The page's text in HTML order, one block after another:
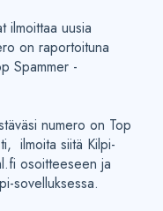
ilmoittaa uusia
on raportoituna
Spammer -
numero on Top
ilmoita siitä Kilpi-
osoitteeseen ja
sovelluksessa.